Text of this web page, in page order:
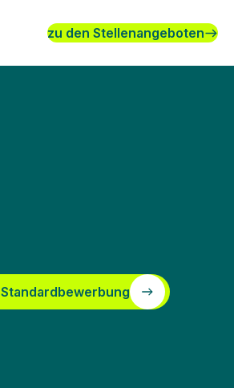
zu den Stellenangeboten
Standardbewerbung